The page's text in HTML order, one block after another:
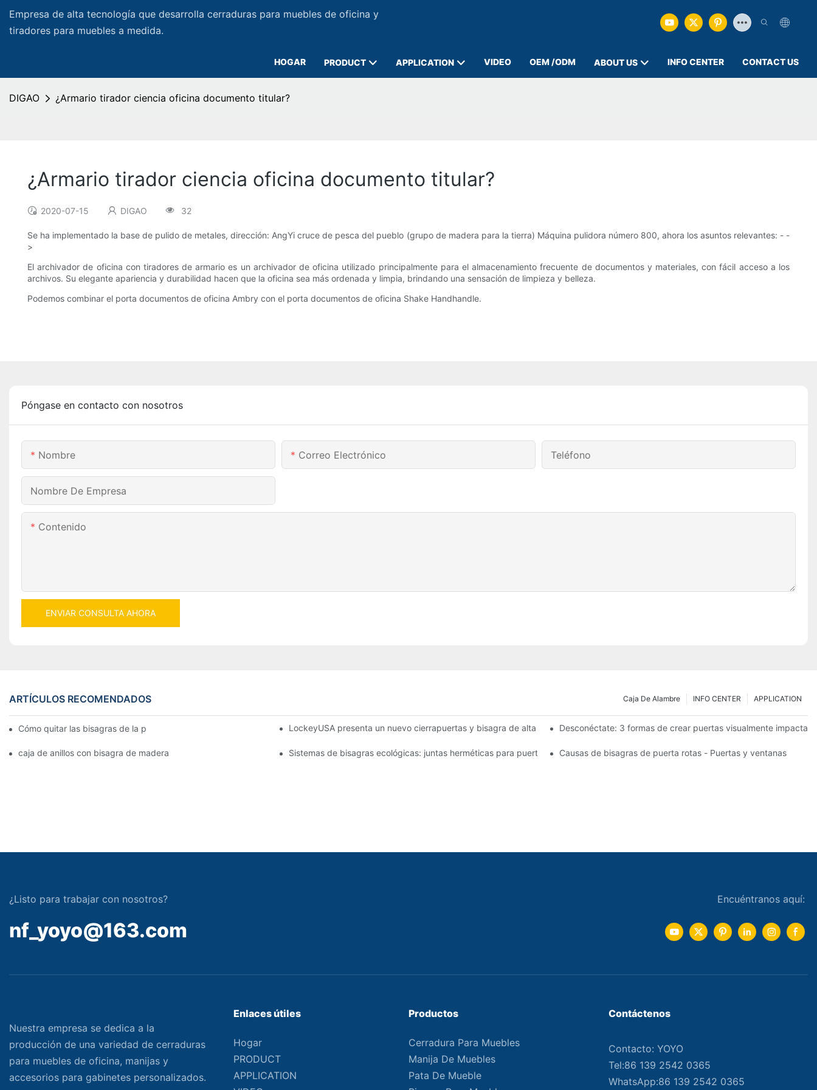
Empresa de alta tecnología que desarrolla cerraduras para muebles de oficina y
tiradores para muebles a medida.
HOGAR PRODUCT APPLICATION VIDEO OEM /ODM ABOUT US INFO CENTER CONTACT US
DIGAO ¿Armario tirador ciencia oficina documento titular?
¿Armario tirador ciencia oficina documento titular?
2020-07-15 DIGAO 32
Se ha implementado la base de pulido de metales, dirección: AngYi cruce de pesca del pueblo (grupo de madera para la tierra) Máquina pulidora número 800, ahora los asuntos relevantes: - -
>
El archivador de oficina con tiradores de armario es un archivador de oficina utilizado principalmente para el almacenamiento frecuente de documentos y materiales, con fácil acceso a los
archivos. Su elegante apariencia y durabilidad hacen que la oficina sea más ordenada y limpia, brindando una sensación de limpieza y belleza.
Podemos combinar el porta documentos de oficina Ambry con el porta documentos de oficina Shake Handhandle.
Póngase en contacto con nosotros
Nombre Correo Electrónico Teléfono
Nombre De Empresa
Contenido
ENVIAR CONSULTA AHORA
ARTÍCULOS RECOMENDADOS APPLICATION
INFO CENTER
Caja De Alambre
Cómo quitar las bisagras de la puerta de su cocina, horno o estufa LockeyUSA presenta un nuevo cierrapuertas y bisagra de alta resistencia: el TB950 Magnum.Desconéctate: 3 formas de crear puertas visualmente
caja de anillos con bisagra de madera Sistemas de bisagras ecológicas: juntas herméticas para puertas de garaje elevadas.Causas de bisagras de puerta rotas - Puertas y ventanas
¿Listo para trabajar con nosotros?
nf_yoyo@163.com
Encuéntranos aquí:
Nuestra empresa se dedica a la
producción de una variedad de cerraduras
para muebles de oficina, manijas y
accesorios para gabinetes personalizados.
Enlaces útiles
Hogar
PRODUCT
APPLICATION
Productos
Cerradura Para Muebles
Manija De Muebles
Pata De Mueble
Contáctenos
Contacto: YOYO
Tel:86 139 2542 0365
WhatsApp:86 139 2542 0365